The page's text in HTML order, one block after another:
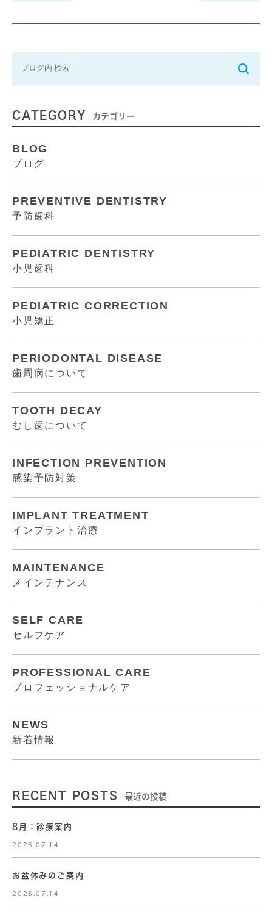
CATEGORY カテゴリー
BLOG
ブログ
PREVENTIVE DENTISTRY
予防歯科
PEDIATRIC DENTISTRY
小児歯科
PEDIATRIC CORRECTION
小児矯正
PERIODONTAL DISEASE
歯周病について
TOOTH DECAY
むし歯について
INFECTION PREVENTION
感染予防対策
IMPLANT TREATMENT
インプラント治療
MAINTENANCE
メインテナンス
SELF CARE
セルフケア
PROFESSIONAL CARE
プロフェッショナルケア
NEWS
新着情報
RECENT POSTS 最近の投稿
8月：診療案内
2026.07.14
お盆休みのご案内
2026.07.14